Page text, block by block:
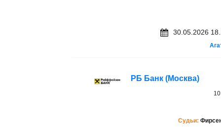
30.05.2026
РБ Банк (Москва)
Судьи: